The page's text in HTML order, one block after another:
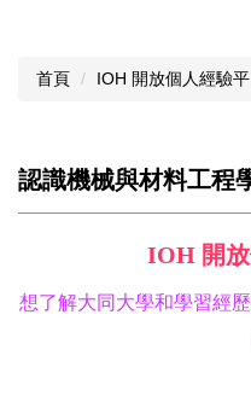
首頁 IOH 開放個人經驗
認識機械與材料工程
IOH 開
想了解大同大學和學習經